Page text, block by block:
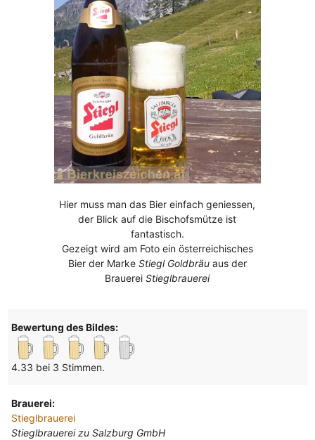
Hier muss man das Bier einfach geniessen,
der Blick auf die Bischofsmütze ist
fantastisch.
Gezeigt wird am Foto ein österreichisches
Bier der Marke Stiegl Goldbräuaus der
BrauereiStieglbrauerei
Bewertung des Bildes:
4.33 bei 3 Stimmen.
Brauerei:
Stieglbrauerei
Stieglbrauerei zu Salzburg GmbH